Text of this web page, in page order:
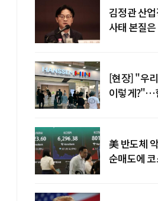
김정관 산
사태 본질
[현장] "우
이렇게?"…
美 반도체
순매도에